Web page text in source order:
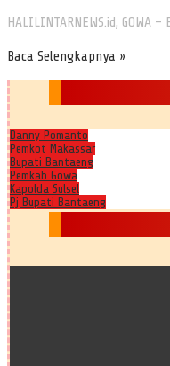
HALILINTARNEWS.id,
Baca Selengkapnya »
Danny Pomanto
Pemkot Makassar
Bupati Bantaeng
Pemkab Gowa
Kapolda Sulsel
Pj Bupati Bantaeng